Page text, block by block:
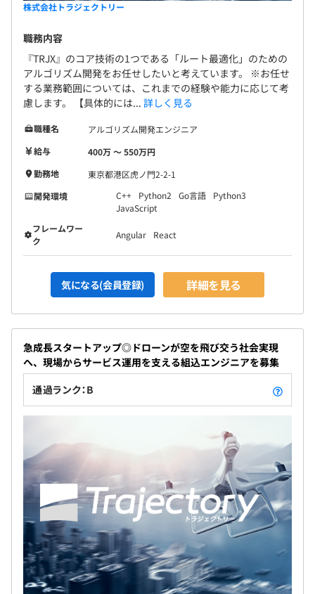
株式会社トラジェクトリー
職務内容
『TRJX』のコア技術の1つである「ルート最適化」のための
アルゴリズム開発をお任せしたいと考えています。 ※お任せ
する業務範囲については、これまでの経験や能力に応じて考
慮します。 【具体的には... 詳しく見る
職種名
アルゴリズム開発エンジニア
給与
400万 〜 550万円
勤務地
東京都港区虎ノ門2-2-1
開発環境
C++ Python2 Go言語
Python3
JavaScript
フレームワー
ク
Angular React
気になる(会員登録) 詳細を見る
急成長スタートアップ◎ドローンが空を飛び交う社会実現
へ、現場からサービス運用を支える組込エンジニアを募集
通過ランク：B